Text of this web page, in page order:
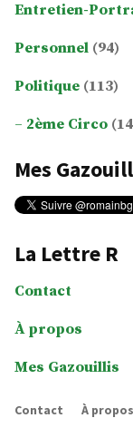
Entretien-
Personnel (94)
Politique (113)
2ème Circo
Mes
La Lettre R
Contact
À propos
Mes Gazouillis
Contact À propos